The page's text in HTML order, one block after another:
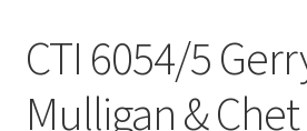
CTI 6054/5
Mulligan & Chet